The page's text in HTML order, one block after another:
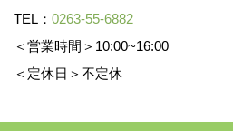
TEL： 0263-55-6882
＜営業時間＞10:00~16:00
＜定休日＞不定休